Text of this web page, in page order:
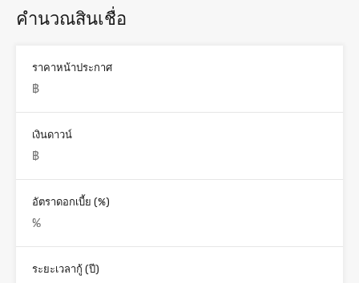
คำนวณสินเชื่อ
ราคาหน้าประกาศ
เงินดาวน์
อัตราดอกเบี้ย (%)
ระยะเวลากู้ (ปี)